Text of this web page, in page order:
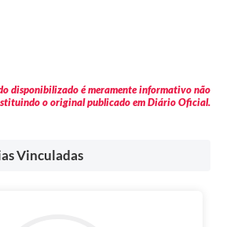
disponibilizado é meramente informativo não
o original publicado em Diário Oficial.
Vinculadas